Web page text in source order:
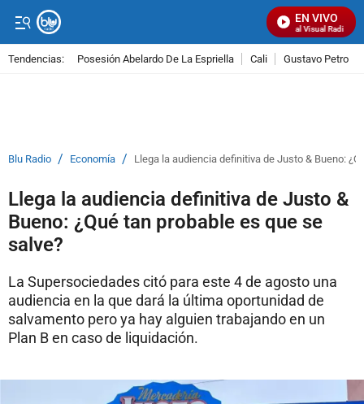
EN VIVO
Señal Visual Radio
Tendencias: Posesión Abelardo De La Espriella Cali Gustavo Petro
Blu Radio / Economía / Llega la audiencia definitiva de Justo & Bueno:
Llega la audiencia definitiva de Justo &
Bueno: ¿Qué tan probable es que se
salve?
La Supersociedades citó para este 4 de agosto una
audiencia en la que dará la última oportunidad de
salvamento pero ya hay alguien trabajando en un
Plan B en caso de liquidación.